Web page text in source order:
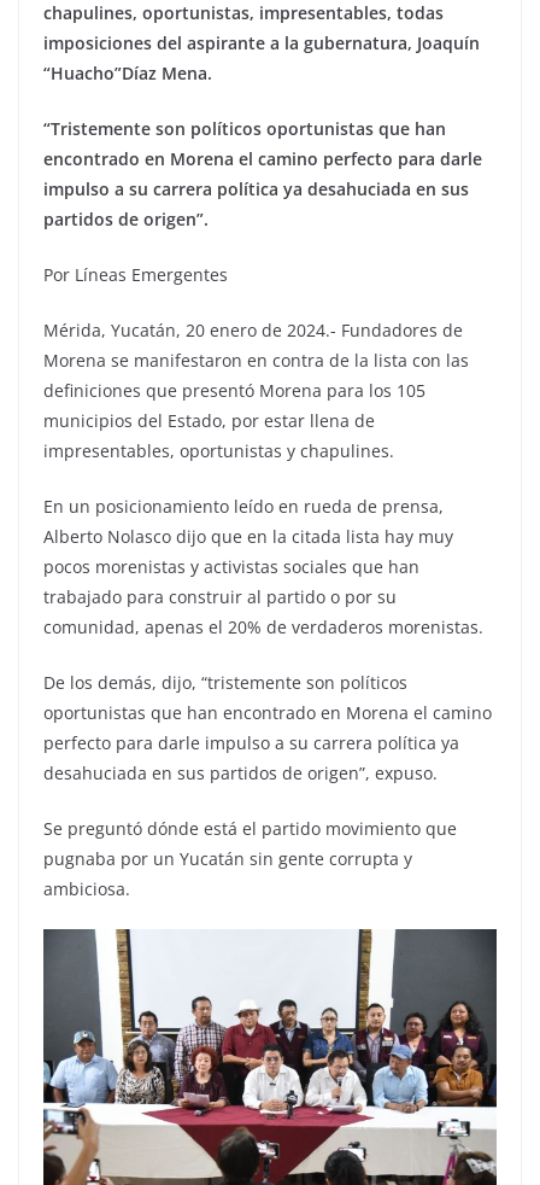
chapulines, oportunistas, impresentables, todas
imposiciones del aspirante a la gubernatura, Joaquín
“Huacho”Díaz Mena.
“Tristemente son políticos oportunistas que han
encontrado en Morena el camino perfecto para darle
impulso a su carrera política ya desahuciada en sus
partidos de origen”.
Por Líneas Emergentes
Mérida, Yucatán, 20 enero de 2024.- Fundadores de
Morena se manifestaron en contra de la lista con las
definiciones que presentó Morena para los 105
municipios del Estado, por estar llena de
impresentables, oportunistas y chapulines.
En un posicionamiento leído en rueda de prensa,
Alberto Nolasco dijo que en la citada lista hay muy
pocos morenistas y activistas sociales que han
trabajado para construir al partido o por su
comunidad, apenas el 20% de verdaderos morenistas.
De los demás, dijo, “tristemente son políticos
oportunistas que han encontrado en Morena el camino
perfecto para darle impulso a su carrera política ya
desahuciada en sus partidos de origen”, expuso.
Se preguntó dónde está el partido movimiento que
pugnaba por un Yucatán sin gente corrupta y
ambiciosa.